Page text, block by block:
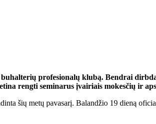
profesionalų klubą. Bendrai
rengti seminarus įvairiais mokesčių ir
šių metų pavasarį. Balandžio 19 dieną